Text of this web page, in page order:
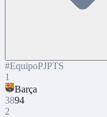
#EquipoPJPTS
1
Barça
3894
2